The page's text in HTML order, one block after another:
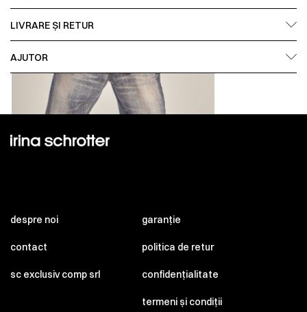
LIVRARE ȘI RETUR
AJUTOR
despre noi
contact
sc exclusiv comp srl
garanție
politica de retur
confidențialitate
termeni și condiții